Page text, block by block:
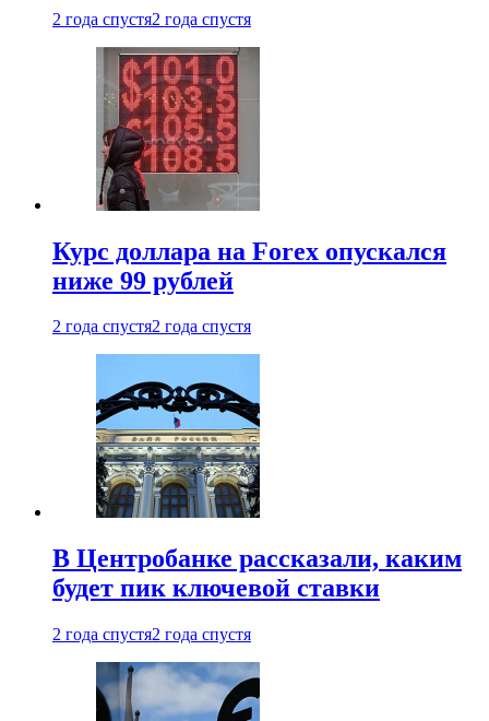
2 года спустя2 года спустя
Курс доллара на Forex опускался
ниже 99 рублей
2 года спустя2 года спустя
В Центробанке рассказали, каким
будет пик ключевой ставки
2 года спустя2 года спустя